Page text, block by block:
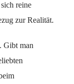
reine
zur Realität.
Gibt man